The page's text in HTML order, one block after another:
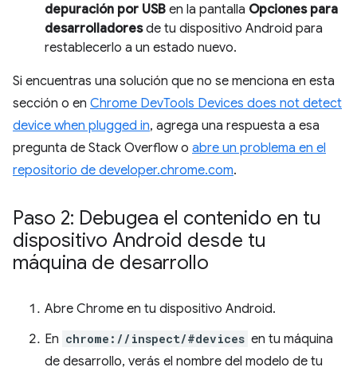
depuración por USB en la pantalla Opciones para
desarrolladoresde tu dispositivo Android para
restablecerlo a un estado nuevo.
Si encuentras una solución que no se menciona en esta
sección o en Chrome DevTools Devices does not detect
device when plugged in, agrega una respuesta a esa
pregunta de Stack Overflow o abre un problema en el
repositorio de developer.chrome.com.
Paso 2: Debugea el contenido en tu
dispositivo Android desde tu
máquina de desarrollo
Abre Chrome en tu dispositivo Android.
En chrome://inspect/#devices en tu máquina
de desarrollo, verás el nombre del modelo de tu